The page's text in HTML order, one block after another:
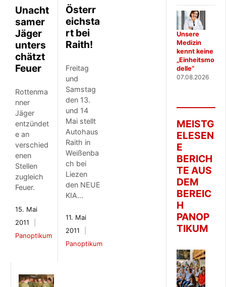
Unacht
samer
Jäger
unters
chätzt
Feuer
Rottenma
nner
Jäger
entzündet
e an
verschied
enen
Stellen
zugleich
Feuer.
15. Mai
2011
Panoptikum
Österr
eichsta
rt bei
Raith!
Freitag
und
Samstag
den 13.
und 14
Mai stellt
Autohaus
Raith in
Weißenba
ch bei
Liezen
den NEUE
KIA…
11. Mai
2011
Panoptikum
Unsere
Medizin
kennt keine
„Einheitsmo
delle“
07.08.2026
MEISTG
ELESEN
E
BERICH
TE AUS
DEM
BEREIC
H
PANOP
TIKUM